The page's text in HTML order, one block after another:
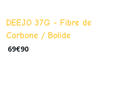
DEEJO 37G - Fibre de
Carbone / Bolide
69€90